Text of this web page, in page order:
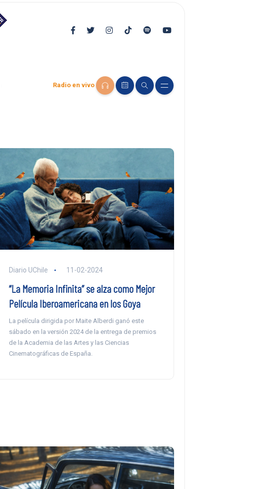
Radio en vivo
Diario UChile 11-02-2024
“La Memoria Infinita” se alza como Mejor
Película Iberoamericana en los Goya
La película dirigida por Maite Alberdi ganó este
sábado en la versión 2024 de la entrega de premios
de la Academia de las Artes y las Ciencias
Cinematográficas de España.